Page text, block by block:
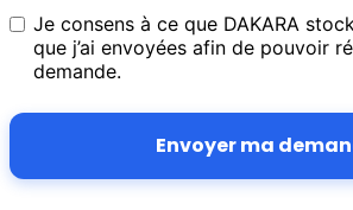
Je consens à ce que DAKARA
que j’ai envoyées afin de pouvoir
demande.
Envoyer ma